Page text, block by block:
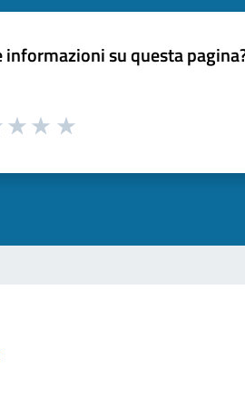
informazioni su questa